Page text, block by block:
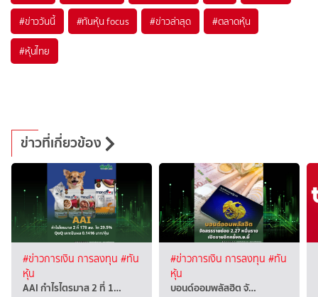
#ข่าววันนี้ #ทันหุ้น focus #ข่าวล่าสุด #ตลาดหุ้น
#หุ้นไทย
ข่าวที่เกี่ยวข้อง
#ข่าวการเงิน การลงทุน #ทัน
หุ้น
AAI กำไรไตรมาส 2 ที่ 1…
#ข่าวการเงิน การลงทุน #ทัน
หุ้น
บอนด์ออมพลัสฮิต จั…